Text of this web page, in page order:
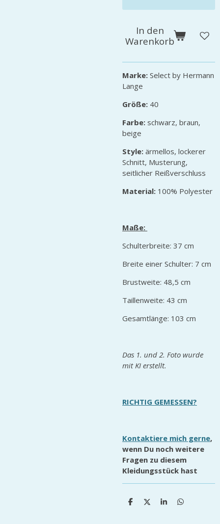
In den
Warenkorb
Marke: Select by Hermann
Lange
Größe: 40
Farbe: schwarz, braun,
beige
Style: ärmellos, lockerer
Schnitt, Musterung,
seitlicher Reißverschluss
Material: 100% Polyester
Maße:
Schulterbreite: 37 cm
Breite einer Schulter: 7 cm
Brustweite: 48,5 cm
Taillenweite: 43 cm
Gesamtlänge: 103 cm
Das 1. und 2. Foto wurde
mit KI erstellt.
RICHTIG GEMESSEN?
Kontaktiere mich gerne,
wenn Du noch weitere
Fragen zu diesem
Kleidungsstück hast
T
T
T
T